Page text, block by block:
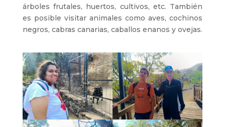
árboles frutales, huertos, cultivos, etc. También
es posible visitar animales como aves, cochinos
negros, cabras canarias, caballos enanos y ovejas.